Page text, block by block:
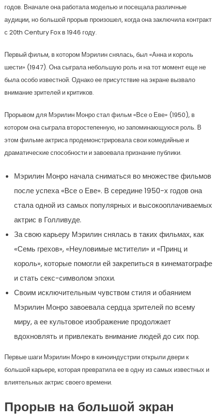
годов. Вначале она работала моделью и посещала различные
аудиции, но большой прорыв произошел, когда она заключила контракт
с 20th Century Fox в 1946 году.
Первый фильм, в котором Мэрилин снялась, был «Анна и король
шести» (1947). Она сыграла небольшую роль и на тот момент еще не
была особо известной. Однако ее присутствие на экране вызвало
внимание зрителей и критиков.
Прорывом для Мэрилин Монро стал фильм «Все о Еве» (1950), в
котором она сыграла второстепенную, но запоминающуюся роль. В
этом фильме актриса продемонстрировала свои комедийные и
драматические способности и завоевала признание публики.
Мэрилин Монро начала сниматься во множестве фильмов
после успеха «Все о Еве». В середине 1950-х годов она
стала одной из самых популярных и высокооплачиваемых
актрис в Голливуде.
За свою карьеру Мэрилин снялась в таких фильмах, как
«Семь грехов», «Неуловимые мстители» и «Принц и
король», которые помогли ей закрепиться в кинематографе
и стать секс-символом эпохи.
Своим исключительным чувством стиля и обаянием
Мэрилин Монро завоевала сердца зрителей по всему
миру, а ее культовое изображение продолжает
вдохновлять и привлекать внимание людей до сих пор.
Первые шаги Мэрилин Монро в киноиндустрии открыли двери к
большой карьере, которая превратила ее в одну из самых известных и
влиятельных актрис своего времени.
Прорыв на большой экран